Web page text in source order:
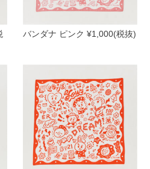
バンダナ ピンク ¥1,000(税抜)